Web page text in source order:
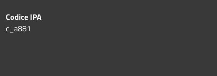
Codice IPA
c_a881